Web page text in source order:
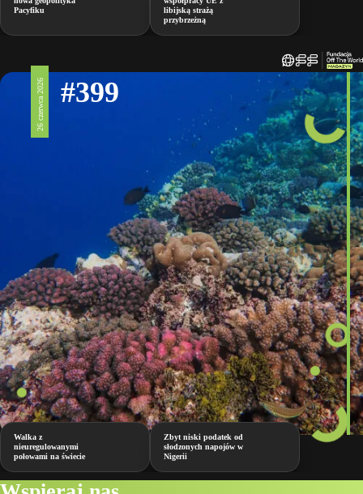
Pacyfiku
libijską strażą
przybrzeżną
26 czerwca 2026 #399
Walka z
nieuregulowanymi
połowami na świecie
Zbyt niski podatek od
słodzonych napojów w
Nigerii